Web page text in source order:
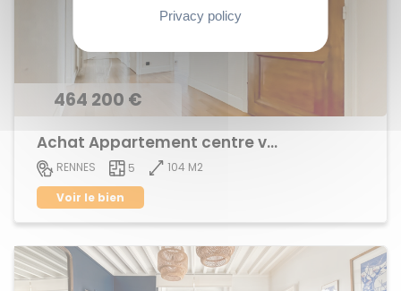
464 200 €
Achat Appartement centre ville
RENNES 5
104 M2
Voir le bien
Privacy policy